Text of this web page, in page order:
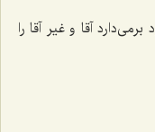
آقا و غیر آقا را